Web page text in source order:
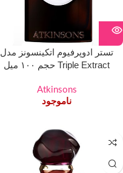
تستر ادوپرفیوم اتکینسونز مدل
Triple Extract حجم ۱۰۰ میل
Atkinsons
ناموجود